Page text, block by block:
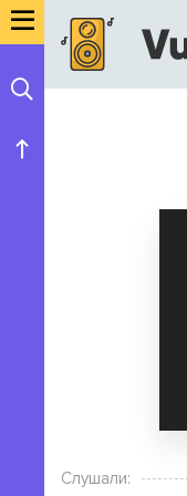
Слушали: